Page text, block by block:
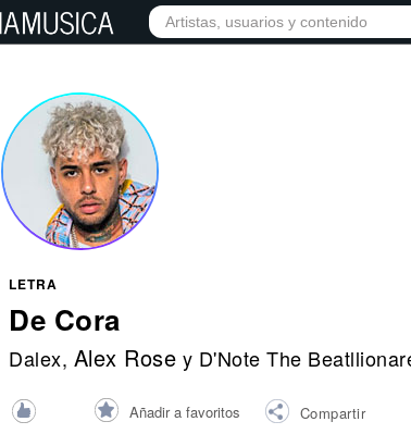
INICIO ARTISTAS RED SOCIAL
LETRA
De Cora
Dalex, Alex Rose y D'Note The
Añadir a favoritos Compartir